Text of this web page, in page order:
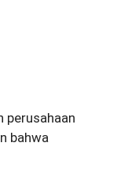
perusahaan
bahwa